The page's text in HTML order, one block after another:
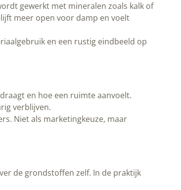
gewerkt met mineralen zoals kalk of
meer open voor damp en voelt
en een rustig eindbeeld op
en hoe een ruimte aanvoelt.
verblijven.
Niet als marketingkeuze, maar
de grondstoffen zelf. In de praktijk